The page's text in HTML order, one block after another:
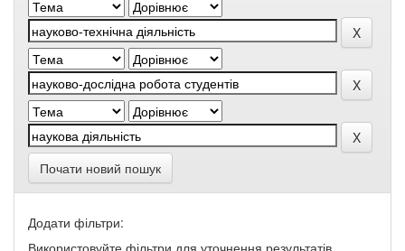
Почати новий пошук
Додати фільтри:
Використовуйте фільтри для уточнення результатів